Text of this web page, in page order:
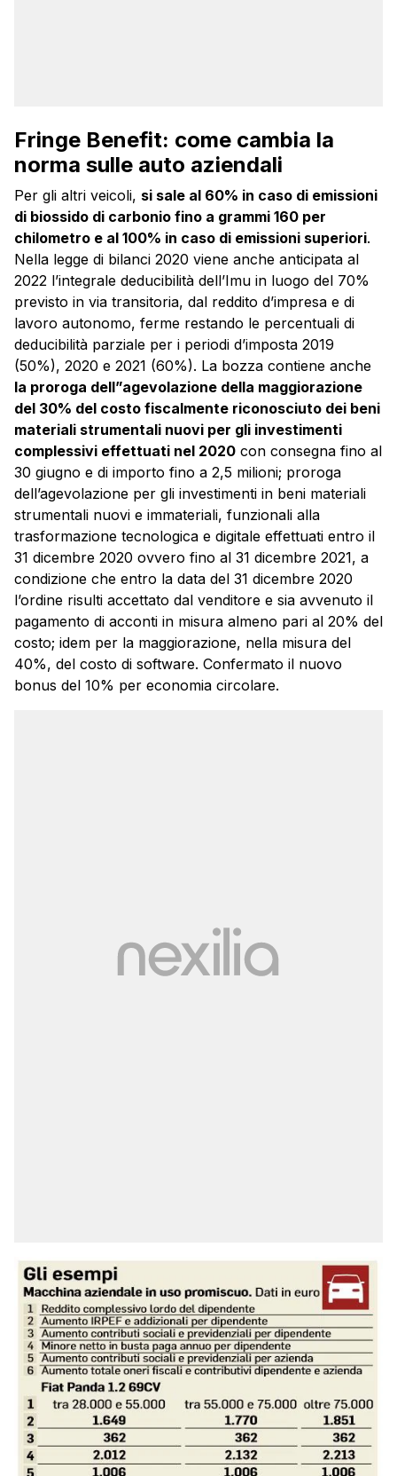
Fringe Benefit: come cambia la
norma sulle auto aziendali
Per gli altri veicoli, si sale al 60% in caso di emissioni
di biossido di carbonio fino a grammi 160 per
chilometro e al 100% in caso di emissioni superiori.
Nella legge di bilanci 2020 viene anche anticipata al
2022 l’integrale deducibilità dell’Imu in luogo del 70%
previsto in via transitoria, dal reddito d’impresa e di
lavoro autonomo, ferme restando le percentuali di
deducibilità parziale per i periodi d’imposta 2019
(50%), 2020 e 2021 (60%). La bozza contiene anche
la proroga dell”agevolazione della maggiorazione
del 30% del costo fiscalmente riconosciuto dei beni
materiali strumentali nuovi per gli investimenti
complessivi effettuati nel 2020 con consegna fino al
30 giugno e di importo fino a 2,5 milioni; proroga
dell’agevolazione per gli investimenti in beni materiali
strumentali nuovi e immateriali, funzionali alla
trasformazione tecnologica e digitale effettuati entro il
31 dicembre 2020 ovvero fino al 31 dicembre 2021, a
condizione che entro la data del 31 dicembre 2020
l’ordine risulti accettato dal venditore e sia avvenuto il
pagamento di acconti in misura almeno pari al 20% del
costo; idem per la maggiorazione, nella misura del
40%, del costo di software. Confermato il nuovo
bonus del 10% per economia circolare.